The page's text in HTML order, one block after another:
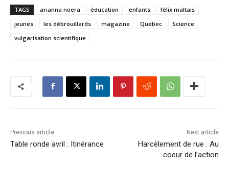
TAGS arianna noera éducation enfants
félix maltais
jeunes
les débrouillards magazine Québec
Science
vulgarisation scientifique
Previous article
Table ronde avril : Itinérance
Next article
Harcèlement de rue : Au
coeur de l’action